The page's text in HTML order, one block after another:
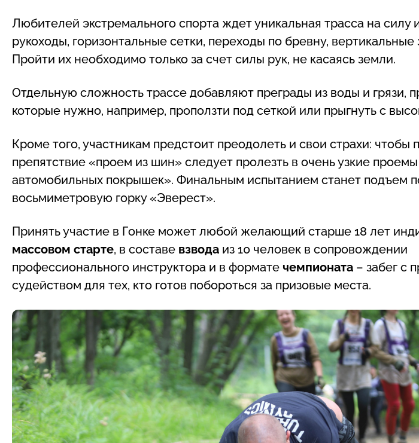
Любителей экстремального спорта ждет уникальная трасса на силу
рукоходы, горизонтальные сетки, переходы по бревну, вертикальные
Пройти их необходимо только за счет силы рук, не касаясь земли.
Отдельную сложность трассе добавляют преграды из воды и грязи,
которые нужно, например, проползти под сеткой или прыгнуть с
Кроме того, участникам предстоит преодолеть и свои страхи: чтобы
препятствие «проем из шин» следует пролезть в очень узкие
автомобильных покрышек». Финальным испытанием станет подъем
восьмиметровую горку «Эверест».
Принять участие в Гонке может любой желающий старше 18 лет
массовом старте, в составе взвода из 10 человек в сопровождении
профессионального инструктора и в формате чемпионата – забег с
судейством для тех, кто готов побороться за призовые места.